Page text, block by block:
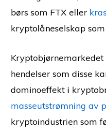
børs som FTX eller
kryptolåneselskap som
hendelser som disse
dominoeffekt i
masseutstrømning av
kryptoindustrien som